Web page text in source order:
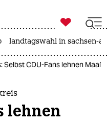

taz zahl ich
landtagswahl in sachsen-
Selbst CDU-Fans lehnen
lehnen